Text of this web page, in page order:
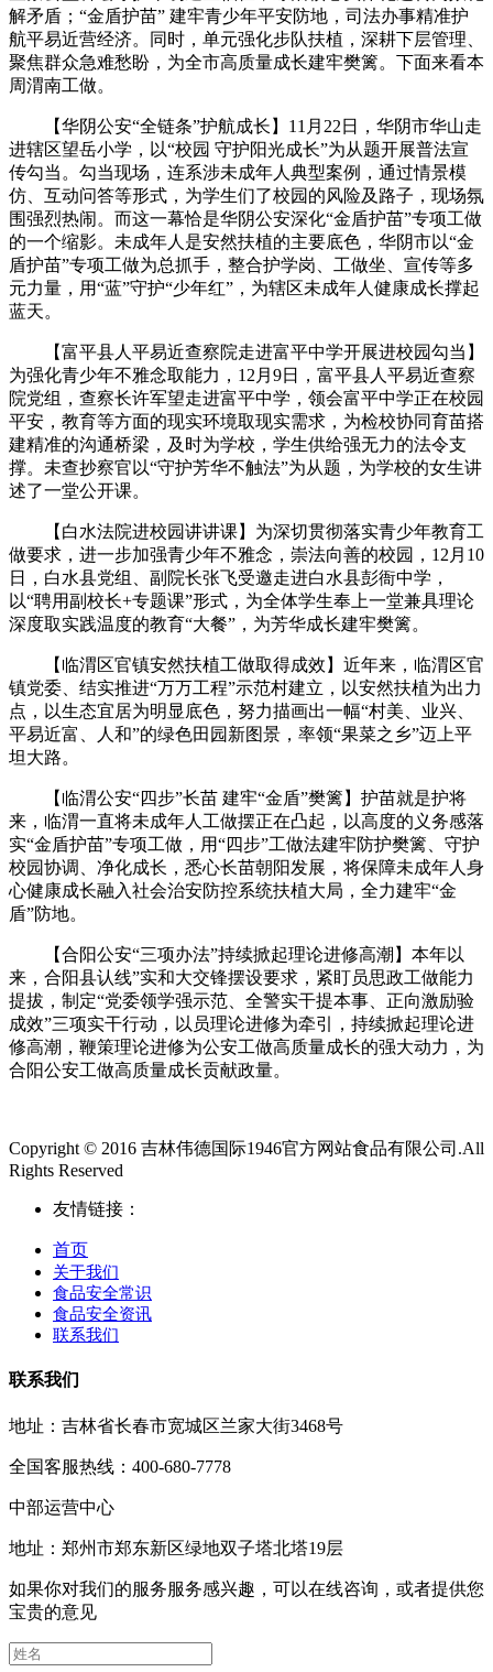
解矛盾；“金盾护苗” 建牢青少年平安防地，司法办事精准护
航平易近营经济。同时，单元强化步队扶植，深耕下层管理、
聚焦群众急难愁盼，为全市高质量成长建牢樊篱。下面来看本
周渭南工做。
【华阴公安“全链条”护航成长】11月22日，华阴市华山走
进辖区望岳小学，以“校园 守护阳光成长”为从题开展普法宣
传勾当。勾当现场，连系涉未成年人典型案例，通过情景模
仿、互动问答等形式，为学生们了校园的风险及路子，现场氛
围强烈热闹。而这一幕恰是华阴公安深化“金盾护苗”专项工做
的一个缩影。未成年人是安然扶植的主要底色，华阴市以“金
盾护苗”专项工做为总抓手，整合护学岗、工做坐、宣传等多
元力量，用“蓝”守护“少年红”，为辖区未成年人健康成长撑起
蓝天。
【富平县人平易近查察院走进富平中学开展进校园勾当】
为强化青少年不雅念取能力，12月9日，富平县人平易近查察
院党组，查察长许军望走进富平中学，领会富平中学正在校园
平安，教育等方面的现实环境取现实需求，为检校协同育苗搭
建精准的沟通桥梁，及时为学校，学生供给强无力的法令支
撑。未查抄察官以“守护芳华不触法”为从题，为学校的女生讲
述了一堂公开课。
【白水法院进校园讲讲课】为深切贯彻落实青少年教育工
做要求，进一步加强青少年不雅念，崇法向善的校园，12月10
日，白水县党组、副院长张飞受邀走进白水县彭衙中学，
以“聘用副校长+专题课”形式，为全体学生奉上一堂兼具理论
深度取实践温度的教育“大餐”，为芳华成长建牢樊篱。
【临渭区官镇安然扶植工做取得成效】近年来，临渭区官
镇党委、结实推进“万万工程”示范村建立，以安然扶植为出力
点，以生态宜居为明显底色，努力描画出一幅“村美、业兴、
平易近富、人和”的绿色田园新图景，率领“果菜之乡”迈上平
坦大路。
【临渭公安“四步”长苗 建牢“金盾”樊篱】护苗就是护将
来，临渭一直将未成年人工做摆正在凸起，以高度的义务感落
实“金盾护苗”专项工做，用“四步”工做法建牢防护樊篱、守护
校园协调、净化成长，悉心长苗朝阳发展，将保障未成年人身
心健康成长融入社会治安防控系统扶植大局，全力建牢“金
盾”防地。
【合阳公安“三项办法”持续掀起理论进修高潮】本年以
来，合阳县认线”实和大交锋摆设要求，紧盯员思政工做能力
提拔，制定“党委领学强示范、全警实干提本事、正向激励验
成效”三项实干行动，以员理论进修为牵引，持续掀起理论进
修高潮，鞭策理论进修为公安工做高质量成长的强大动力，为
合阳公安工做高质量成长贡献政量。
Copyright © 2016 吉林伟德国际1946官方网站食品有限公司.All
Rights Reserved
友情链接：
首页
关于我们
食品安全常识
食品安全资讯
联系我们
联系我们
地址：吉林省长春市宽城区兰家大街3468号
全国客服热线：400-680-7778
中部运营中心
地址：郑州市郑东新区绿地双子塔北塔19层
如果你对我们的服务服务感兴趣，可以在线咨询，或者提供您
宝贵的意见